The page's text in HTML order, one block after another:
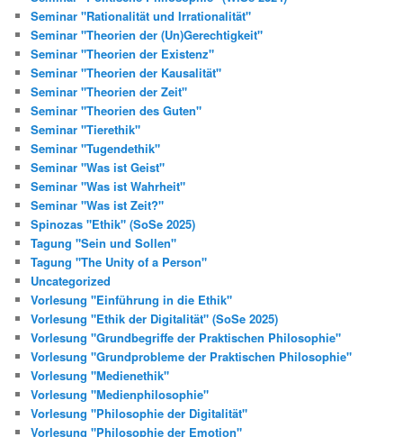
Seminar "Rationalität und Irrationalität"
Seminar "Theorien der (Un)Gerechtigkeit"
Seminar "Theorien der Existenz"
Seminar "Theorien der Kausalität"
Seminar "Theorien der Zeit"
Seminar "Theorien des Guten"
Seminar "Tierethik"
Seminar "Tugendethik"
Seminar "Was ist Geist"
Seminar "Was ist Wahrheit"
Seminar "Was ist Zeit?"
Spinozas "Ethik" (SoSe 2025)
Tagung "Sein und Sollen"
Tagung "The Unity of a Person"
Uncategorized
Vorlesung "Einführung in die Ethik"
Vorlesung "Ethik der Digitalität" (SoSe 2025)
Vorlesung "Grundbegriffe der Praktischen Philosophie"
Vorlesung "Grundprobleme der Praktischen Philosophie"
Vorlesung "Medienethik"
Vorlesung "Medienphilosophie"
Vorlesung "Philosophie der Digitalität"
Vorlesung "Philosophie der Emotion"